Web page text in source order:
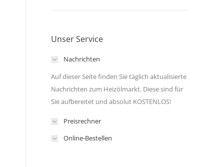
Unser Service
Nachrichten
Auf dieser Seite finden Sie täglich aktualisierte
Nachrichten zum Heizölmarkt. Diese sind für
Sie aufbereitet und absolut KOSTENLOS!
Preisrechner
Online-Bestellen